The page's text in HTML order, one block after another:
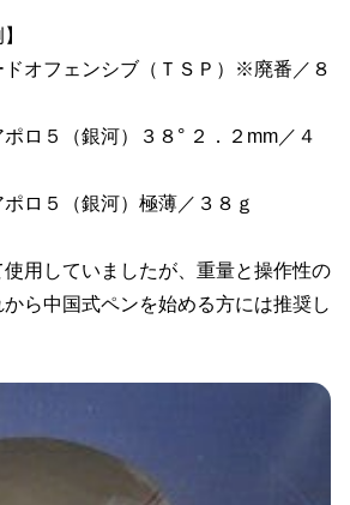
ドオフェンシブ（ＴＳＰ）※廃番／８
ロ５（銀河）３８° ２．２mm／４
ロ５（銀河）極薄／３８ｇ
用していましたが、重量と操作性の
ら中国式ペンを始める方には推奨し